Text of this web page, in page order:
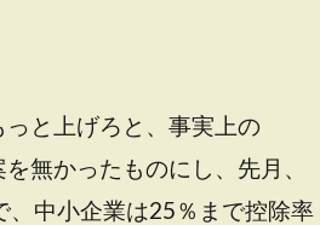
と上げろと、事実上の
無かったものにし、先月、
中小企業は25％まで控除率